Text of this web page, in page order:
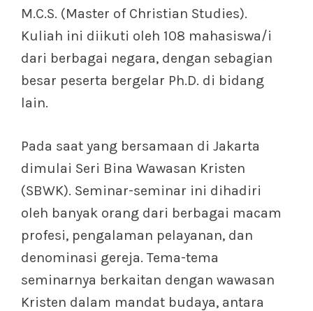
M.C.S. (Master of Christian Studies).
Kuliah ini diikuti oleh 108 mahasiswa/i
dari berbagai negara, dengan sebagian
besar peserta bergelar Ph.D. di bidang
lain.
Pada saat yang bersamaan di Jakarta
dimulai Seri Bina Wawasan Kristen
(SBWK). Seminar-seminar ini dihadiri
oleh banyak orang dari berbagai macam
profesi, pengalaman pelayanan, dan
denominasi gereja. Tema-tema
seminarnya berkaitan dengan wawasan
Kristen dalam mandat budaya, antara